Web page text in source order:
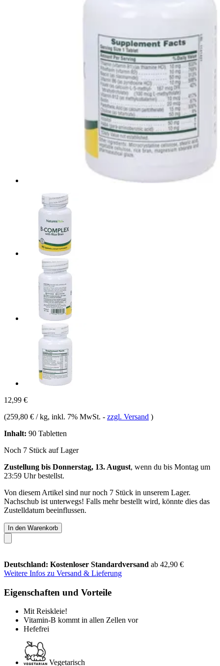
12,99 €
(259,80 € / kg, inkl. 7% MwSt. - zzgl. Versand )
Inhalt: 90 Tabletten
Noch 7 Stück auf Lager
Zustellung bis Donnerstag, 13. August, wenn du bis Montag um
23:59 Uhrbestellst.
Von diesem Artikel sind nur noch 7 Stück in unserem Lager.
Nachschub ist unterwegs! Falls mehr bestellt wird, könnte dies das
Zustelldatum beeinflussen.
In den Warenkorb
Deutschland: Kostenloser Standardversand ab 42,90 €
Weitere Infos zu Versand & Lieferung
Eigenschaften und Vorteile
Mit Reiskleie!
Vitamin-B kommt in allen Zellen vor
Hefefrei
Vegetarisch